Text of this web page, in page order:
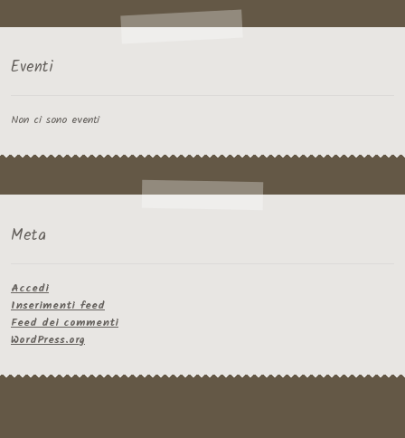
Eventi
Non ci sono eventi
Meta
Accedi
Inserimenti feed
Feed dei commenti
WordPress.org